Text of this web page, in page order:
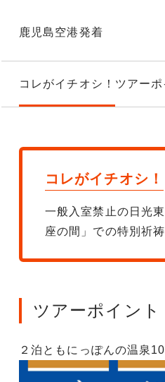
鹿児島空港発着
コレがイチオシ！ ツアーポ
コレがイチオシ！
一般入室禁止の日光
座の間」での特別祈祷
ツアーポイント
２泊ともにっぽんの温泉